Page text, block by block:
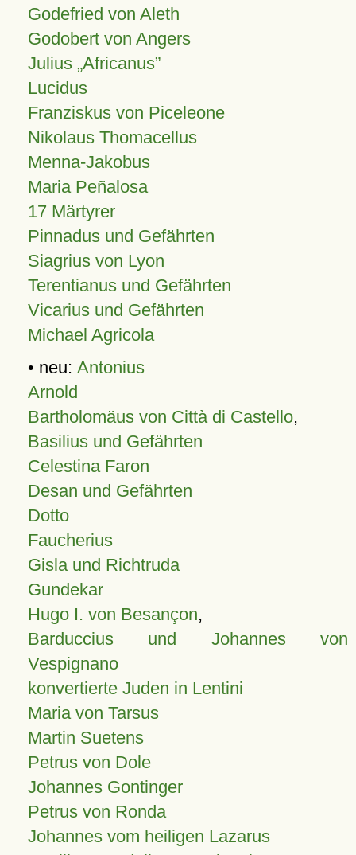
Godefried von Aleth
Godobert von Angers
Julius Africanus
Lucidus
Franziskus von Piceleone
Nikolaus Thomacellus
Menna-Jakobus
Maria Peñalosa
17 Märtyrer
Pinnadus und Gefährten
Siagrius von Lyon
Terentianus und Gefährten
Vicarius und Gefährten
Michael Agricola
• neu: Antonius
Arnold
Bartholomäus von Città di Castello,
Basilius und Gefährten
Celestina Faron
Desan und Gefährten
Dotto
Faucherius
Gisla und Richtruda
Gundekar
Hugo I. von Besançon,
Barduccius und Johannes von
Vespignano
konvertierte Juden in Lentini
Maria von Tarsus
Martin Suetens
Petrus von Dole
Johannes Gontinger
Petrus von Ronda
Johannes vom heiligen Lazarus